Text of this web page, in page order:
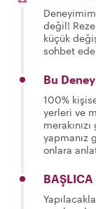
değil!
küçük
sohbet
Bu
100%
yerleri ve
yapmanız
onlara
BAŞLICA